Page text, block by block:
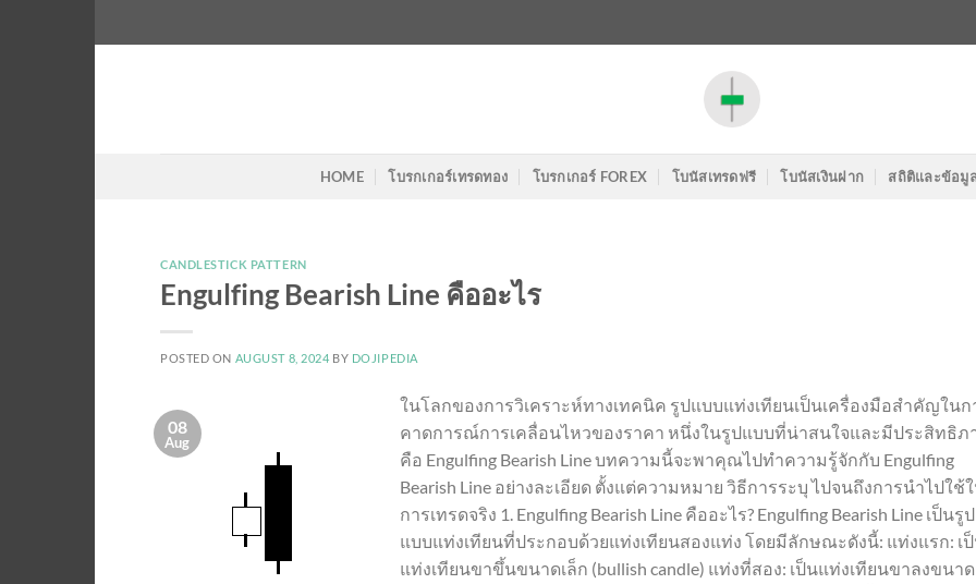
to
HOME โบรกเกอร์เทรดทอง โบรกเกอร์ FOREX โบนัสเทรดฟรี โบนัสเงินฝาก สถิติและข้อมู
CANDLESTICK PATTERN
Engulfing Bearish Line คืออะไร
POSTED ON AUGUST 8, 2024 BY DOJIPEDIA
08
Aug
ในโลกของการวิเคราะห์ทางเทคนิค รูปแบบแท่งเทียนเป็นเครื่องมือสำคัญในก
คาดการณ์การเคลื่อนไหวของราคา หนึ่งในรูปแบบที่น่าสนใจและมีประสิทธิภ
คือ Engulfing Bearish Line บทความนี้จะพาคุณไปทำความรู้จักกับ Engulfing
Bearish Line อย่างละเอียด ตั้งแต่ความหมาย วิธีการระบุ ไปจนถึงการนำไปใช้
การเทรดจริง 1. Engulfing Bearish Line คืออะไร? Engulfing Bearish Line เป็นรูป
แบบแท่งเทียนที่ประกอบด้วยแท่งเทียนสองแท่ง โดยมีลักษณะดังนี้: แท่งแรก: เ
แท่งเทียนขาขึ้นขนาดเล็ก (bullish candle) แท่งที่สอง: เป็นแท่งเทียนขาลงขนาด